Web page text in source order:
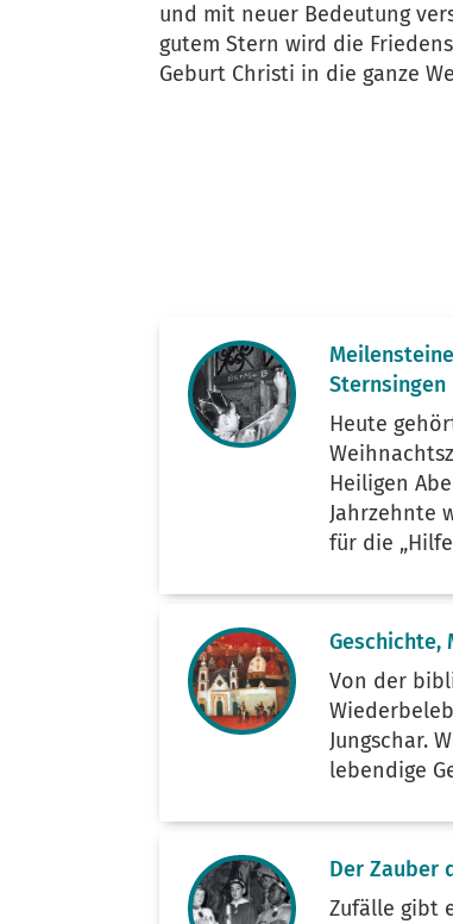
und mit neuer Bedeutung
gutem Stern wird die
Geburt Christi in die ganze
Sternsingen
Heute
Heiligen
Jahrzehnte
für die
Geschichte,
Von der
Jungschar.
lebendige
Der Zauber
Zufälle gibt